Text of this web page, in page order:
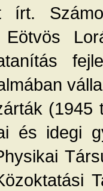
írt.
és idegi